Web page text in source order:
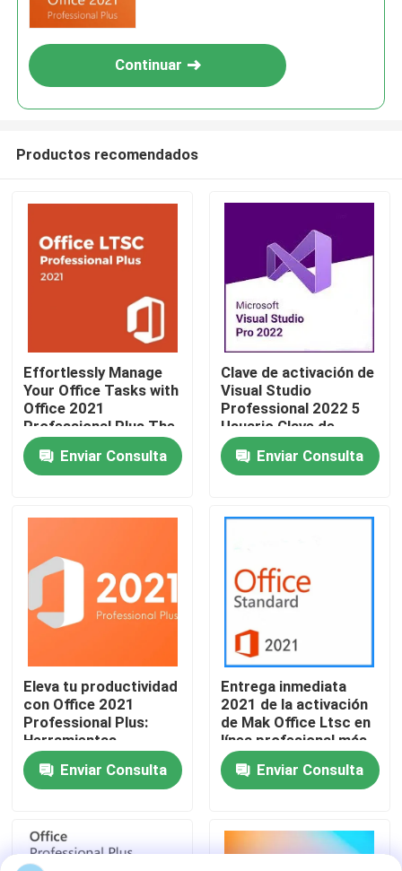
En casa
Productos
Los vídeos
Sobre nosotros
Control de calidad
Contacta con nosotros
Noticias
Solicitar una cita
más profesional de la oficina 2021
Continuar
Productos recomendados
Effortlessly Manage
Your Office Tasks with
Office 2021
Professional Plus The
Essential Software
PackageEnviar Consulta
Clave de activación de
Visual Studio
Professional 2022 5
Usuario Clave de
licencia de por vida
Enviar Consulta
Eleva tu productividad
con Office 2021
Professional Plus:
Herramientas
mejoradas para 5
dispositivos
Enviar Consulta
Entrega inmediata
2021 de la activación
de Mak Office Ltsc en
línea profesional más
llave
Enviar Consulta